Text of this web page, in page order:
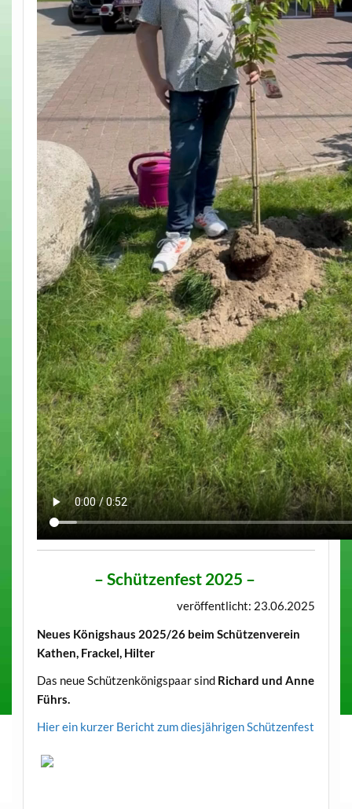
– Schützenfest 2025 –
veröffentlicht: 23.06.2025
Neues Königshaus 2025/26 beim Schützenverein
Kathen, Frackel, Hilter
Das neue Schützenkönigspaar sind Richard und Anne
Führs.
Hier ein kurzer Bericht zum diesjährigen Schützenfest